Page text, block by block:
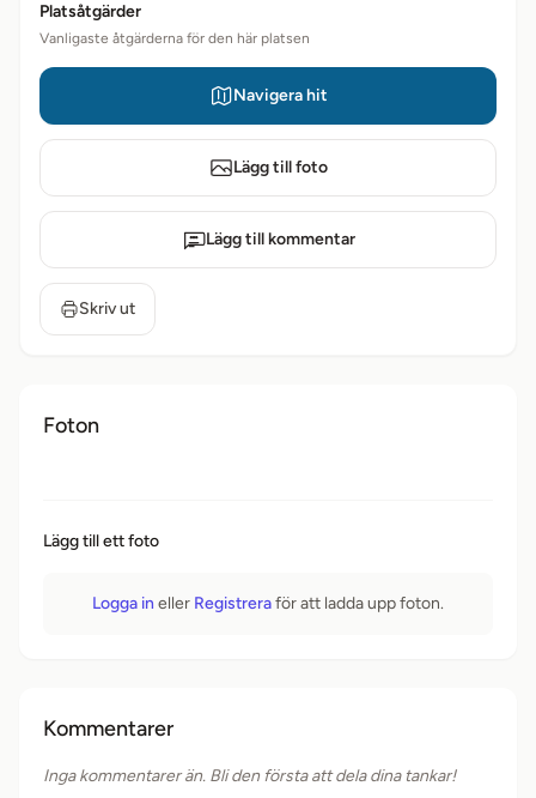
Platsåtgärder
Vanligaste åtgärderna för den här platsen
Navigera hit
Lägg till foto
Lägg till kommentar
Skriv ut
Foton
Lägg till ett foto
Logga in eller Registreraför att ladda upp foton.
Kommentarer
Inga kommentarer än. Bli den första att dela dina tankar!